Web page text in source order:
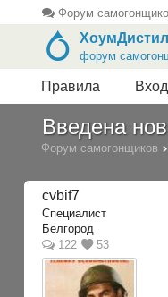
Форум
форум
Правила Вход
Введена
Форум самогонщиков
cvbif7
Специалист
Белгород
122
53